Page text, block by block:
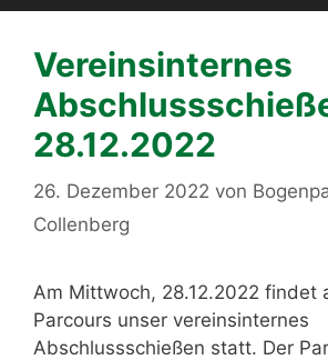
Vereinsinternes
28.12.2022
26. Dezember 2022 von
Collenberg
Am Mittwoch, 28.12.2022 findet
Parcours unser vereinsinternes
Abschlussschießen statt. Der